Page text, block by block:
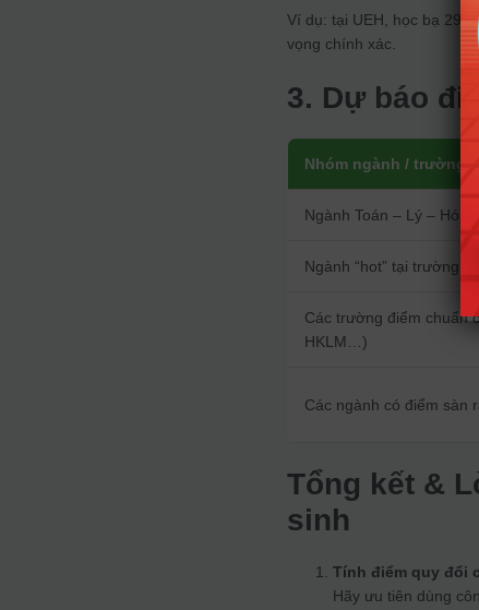
Ví dụ: tại UEH, học bạ 29
vọng chính xác.
3. Dự báo
Nhóm ngành / trường
Ngành Toán – Lý – Hóa
Ngành “hot” tại trường
Các trường điểm chuẩn
HKLM…)
Các ngành có điểm sàn
Tổng kết &
sinh
Tính điểm quy đổi
Hãy ưu tiên dùng